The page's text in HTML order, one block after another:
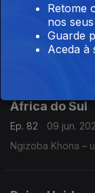
Nigéria
Ep. 83
10 jun.
Jies - BNXN
África do Sul
Ep. 82
09 jun.
Retome
nos
Guarde
Aceda à